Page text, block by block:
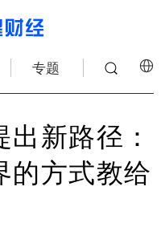
专题
新路径：
的方式教给